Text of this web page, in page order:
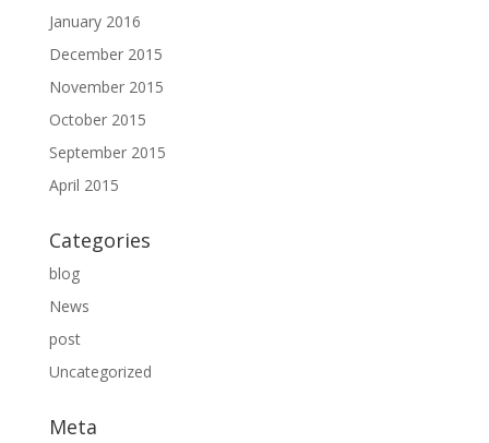
January 2016
December 2015
November 2015
October 2015
September 2015
April 2015
Categories
blog
News
post
Uncategorized
Meta